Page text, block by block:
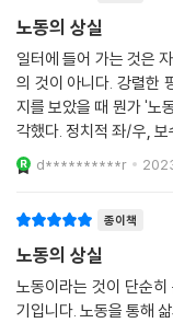
노동의 상실
일터에 들어 가는 것은
의 것이 아니다. 강렬한 핑크색과 명료한 터콰이즈 그린 컬러가 조합된 표
지를 보았을 때 뭔가 '노
각했다. 정치적 좌/우, 보수와 진보라는 표현을 좋아하지 않지만 작가 스스
로 밝혔듯 이 책은 좌파
를 찾으라
d**********r
종이책
노동의 상실
노동이라는 것이 단순
기입니다. 노동을 통해